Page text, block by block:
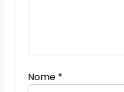
Nome *